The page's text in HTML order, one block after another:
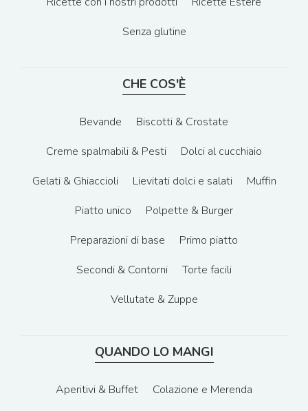
Senza glutine
CHE COS'È
Bevande
Biscotti & Crostate
Creme spalmabili & Pesti
Dolci al cucchiaio
Gelati & Ghiaccioli
Lievitati dolci e salati
Muffin
Piatto unico
Polpette & Burger
Preparazioni di base
Primo piatto
Secondi & Contorni
Torte facili
Vellutate & Zuppe
QUANDO LO MANGI
Aperitivi & Buffet
Colazione e Merenda